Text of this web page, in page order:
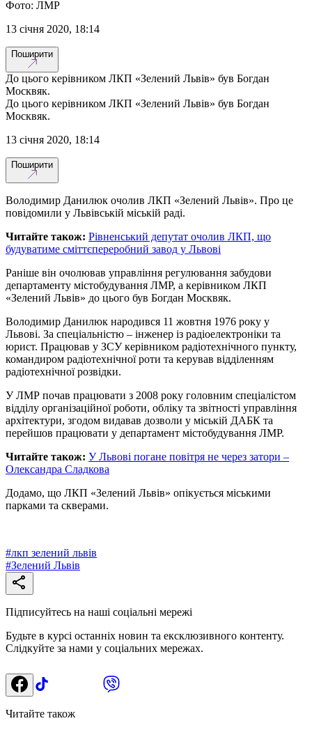
Фото: ЛМР
13 січня 2020, 18:14
Поширити
До цього керівником ЛКП «Зелений Львів» був Богдан
Москвяк.
До цього керівником ЛКП «Зелений Львів» був Богдан
Москвяк.
13 січня 2020, 18:14
Поширити
Володимир Данилюк очолив ЛКП «Зелений Львів». Про це
повідомили у Львівській міській раді.
Читайте також: Рівненський депутат очолив ЛКП, що
будуватиме сміттєпереробний завод у Львові
Раніше він очолював управління регулювання забудови
департаменту містобудування ЛМР, а керівником ЛКП
«Зелений Львів» до цього був Богдан Москвяк.
Володимир Данилюк народився 11 жовтня 1976 року у
Львові. За спеціальністю – інженер із радіоелектроніки та
юрист. Працював у ЗСУ керівником радіотехнічного пункту,
командиром радіотехнічної роти та керував відділенням
радіотехнічної розвідки.
У ЛМР почав працювати з 2008 року головним спеціалістом
відділу організаційної роботи, обліку та звітності управління
архітектури, згодом видавав дозволи у міській ДАБК та
перейшов працювати у департамент містобудування ЛМР.
Читайте також: У Львові погане повітря не через затори –
Олександра Сладкова
Додамо, що ЛКП «Зелений Львів» опікується міськими
парками та скверами.
#лкп зелений львів
#Зелений Львів
Підписуйтесь на наші соціальні мережі
Будьте в курсі останніх новин та ексклюзивного контенту.
Слідкуйте за нами у соціальних мережах.
Читайте також